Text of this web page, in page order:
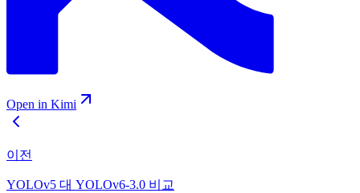
Open in Kimi
이전
YOLOv5 대 YOLOv6-3.0 비교